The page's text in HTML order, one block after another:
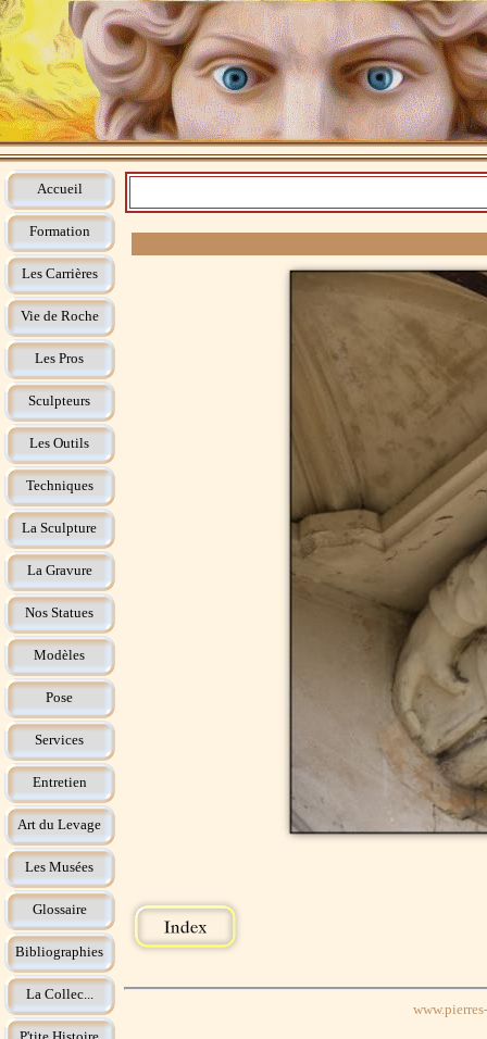
Accueil
Formation
Les Carrières
Vie de Roche
Les Pros
Sculpteurs
Les Outils
Techniques
La Sculpture
La Gravure
Nos Statues
Modèles
Pose
Services
Entretien
Art du Levage
Les Musées
Glossaire
Bibliographies
La Collec...